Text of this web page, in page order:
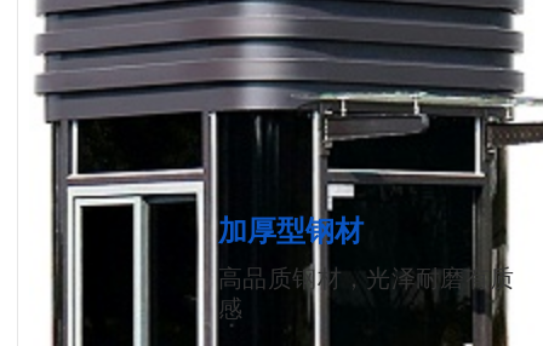
加厚型钢材
高品质钢材，光泽耐磨有质
感